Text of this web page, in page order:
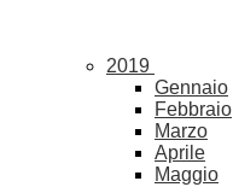
2019
Gennaio
Febbraio
Marzo
Aprile
Maggio